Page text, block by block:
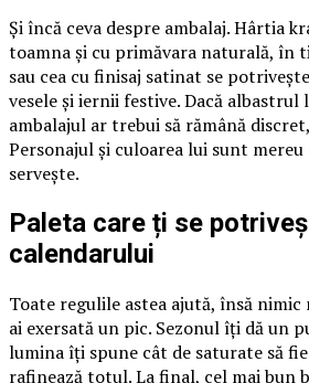
Și încă ceva despre ambalaj. Hârtia
toamna și cu primăvara naturală, în
sau cea cu finisaj satinat se
vesele și iernii festive. Dacă albastrul
ambalajul ar trebui să rămână
Personajul și culoarea lui sunt
servește.
Paleta care ți se
calendarului
Toate regulile astea ajută, însă
ai exersată un pic. Sezonul îți dă un
lumina îți spune cât de saturate să
rafinează totul. La final, cel mai bun